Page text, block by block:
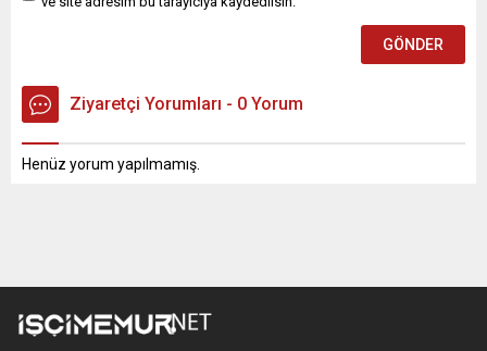
Ziyaretçi Yorumları - 0 Yorum
Henüz yorum yapılmamış.